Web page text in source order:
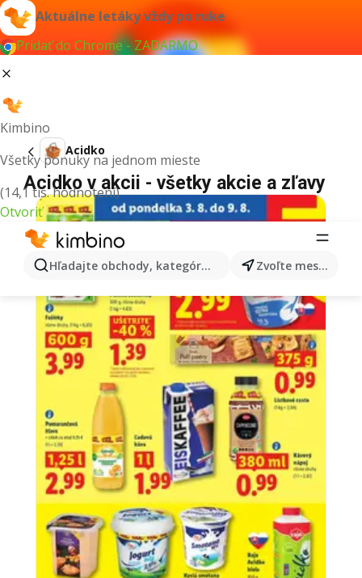
Aktuálne letáky vždy po ruke
Pridať do Chrome - ZADARMO
Kimbino
Všetky ponuky na jednom mieste
(14,1 tis. hodnotení)
Otvoriť
Hľadajte obchody, kategórie, produkty... Zvoľte mesto
Acidko
Acidko v akcii - všetky akcie a zľavy